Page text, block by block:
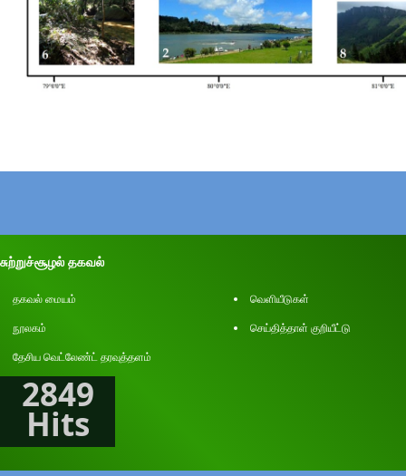
சுற்றுச்சூழல் தகவல்
தகவல் மையம்
வெளியீடுகள்
நூலகம்
செய்தித்தாள் குறியீட்டு
தேசிய வெட்லேண்ட் தரவுத்தளம்
2849
Hits